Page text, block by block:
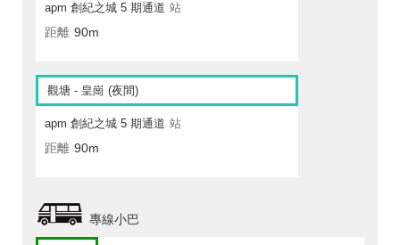
apm 創紀之城 5 期通道 站
距離 90m
觀塘 - 皇崗 (夜間)
apm 創紀之城 5 期通道 站
距離 90m
專線小巴